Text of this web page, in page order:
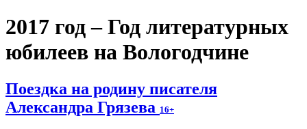
2017 год – Год литературных
юбилеев на Вологодчине
Поездка на родину писателя
Александра Грязева 16+